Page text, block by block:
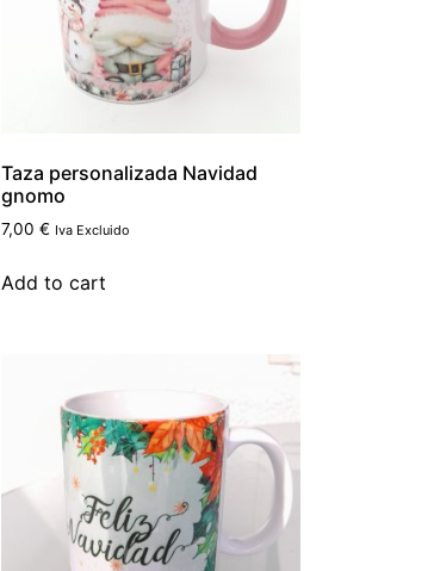
Taza personalizada Navidad
gnomo
7,00€ Iva Excluido
Add to cart